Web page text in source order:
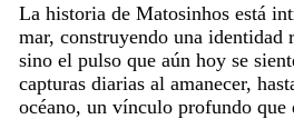
La historia de Matosinhos está
mar, construyendo una identidad
sino el pulso que aún hoy se
capturas diarias al amanecer,
océano, un vínculo profundo que